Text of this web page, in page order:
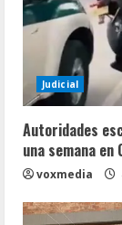
Judicial
Autoridades
una semana en
voxmedia